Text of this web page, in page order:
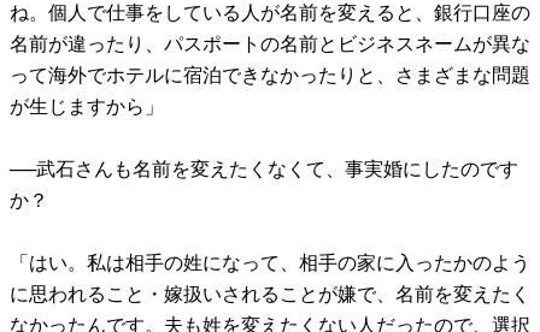
ね。個人で仕事をしている人が名前を変えると、銀行口座の
名前が違ったり、パスポートの名前とビジネスネームが異な
って海外でホテルに宿泊できなかったりと、さまざまな問題
が生じますから」
──武石さんも名前を変えたくなくて、事実婚にしたのです
か？
「はい。私は相手の姓になって、相手の家に入ったかのよう
に思われること・嫁扱いされることが嫌で、名前を変えたく
なかったんです。夫も姓を変えたくない人だったので、選択